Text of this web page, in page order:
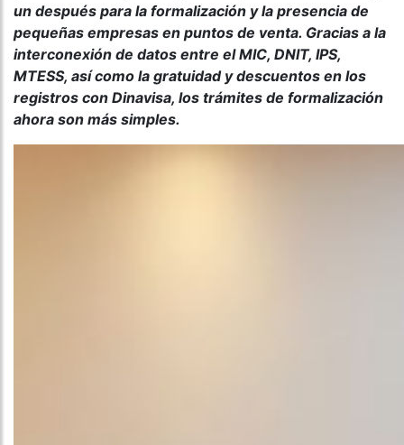
un después para la formalización y la presencia de
pequeñas empresas en puntos de venta. Gracias a la
interconexión de datos entre el MIC, DNIT, IPS,
MTESS, así como la gratuidad y descuentos en los
registros con Dinavisa, los trámites de formalización
ahora son más simples.